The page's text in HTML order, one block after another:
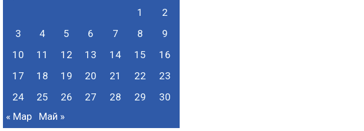
1
2
3
4 5 6 7 8
9
10
11 12 13 14 15
16
17
18 19 20 21 22
23
24
25 26 27 28 29
30
« Мар
Май »